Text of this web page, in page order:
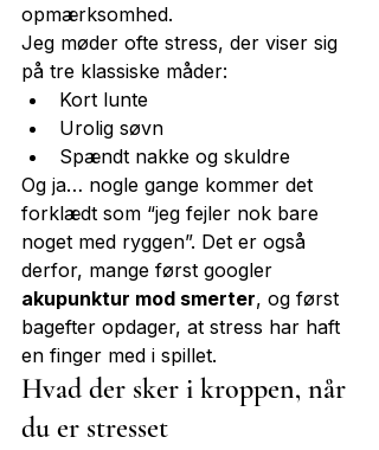
opmærksomhed.
Jeg møder ofte stress, der viser sig
på tre klassiske måder:
Kort lunte
Urolig søvn
Spændt nakke og skuldre
Og ja… nogle gange kommer det
forklædt som “jeg fejler nok bare
noget med ryggen”. Det er også
derfor, mange først googler
akupunktur mod smerter, og først
bagefter opdager, at stress har haft
en finger med i spillet.
Hvad der sker i kroppen, når
du er stresset